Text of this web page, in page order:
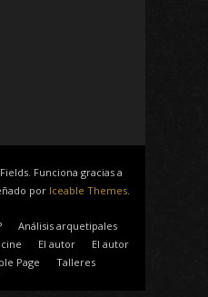
Funciona gracias a
por Iceable Themes.
Análisis arquetipales
El autor
El autor
Page Talleres